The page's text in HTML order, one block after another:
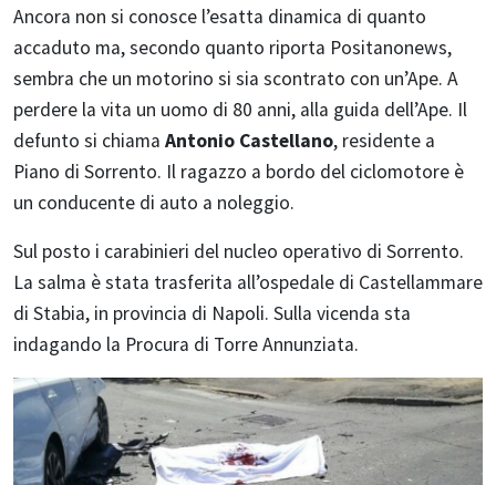
Ancora non si conosce l’esatta dinamica di quanto
accaduto ma, secondo quanto riporta Positanonews,
sembra che un motorino si sia scontrato con un’Ape. A
perdere la vita un uomo di 80 anni, alla guida dell’Ape. Il
defunto si chiama Antonio Castellano, residente a
Piano di Sorrento. Il ragazzo a bordo del ciclomotore è
un conducente di auto a noleggio.
Sul posto i carabinieri del nucleo operativo di Sorrento.
La salma è stata trasferita all’ospedale di Castellammare
di Stabia, in provincia di Napoli. Sulla vicenda sta
indagando la Procura di Torre Annunziata.